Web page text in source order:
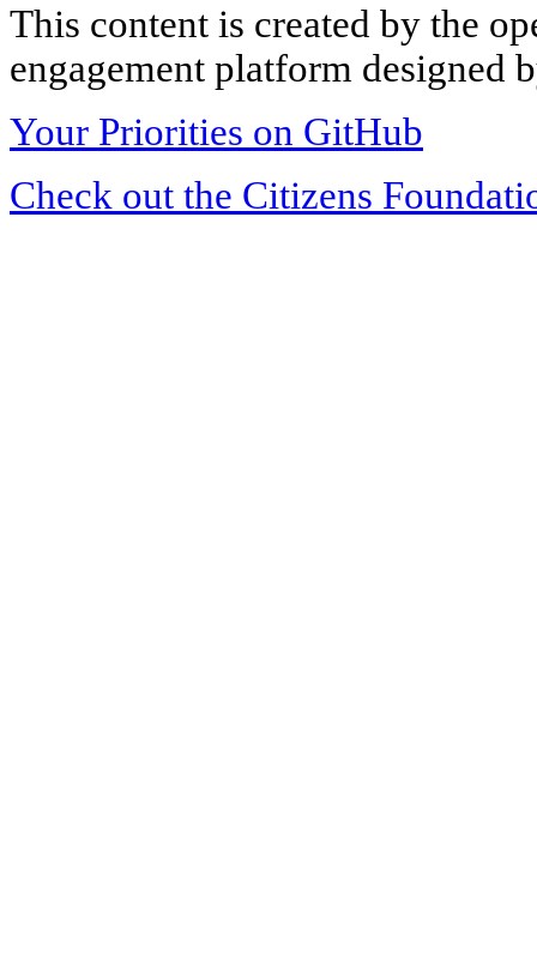
This content is created by the
engagement platform designed
Your Priorities on GitHub
Check out the Citizens